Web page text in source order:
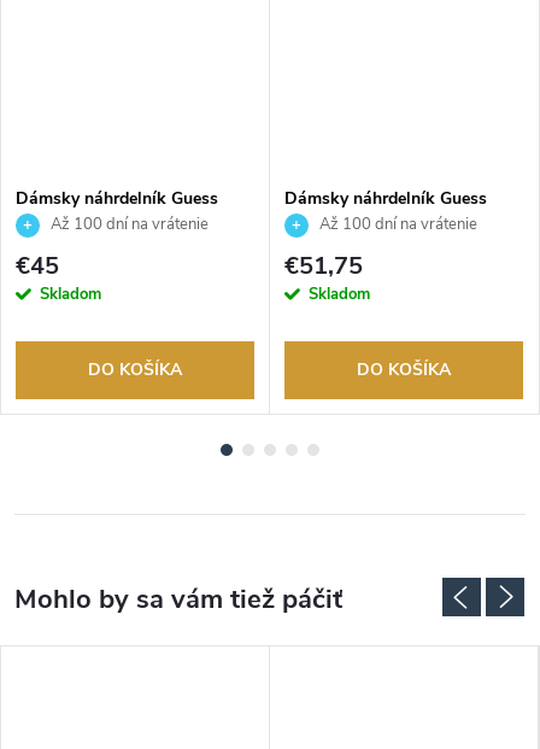
Dámsky náhrdelník Guess
JUBN03398JWRHT
Až 100 dní na vrátenie
tovaru. Autorizovaný predajca.
€45
Skladom
DO KOŠÍKA
Dámsky náhrdelník Guess
JUBN03099JWRHT
Až 100 dní na vrátenie
tovaru. Autorizovaný predajca.
€51,75
Skladom
DO KOŠÍKA